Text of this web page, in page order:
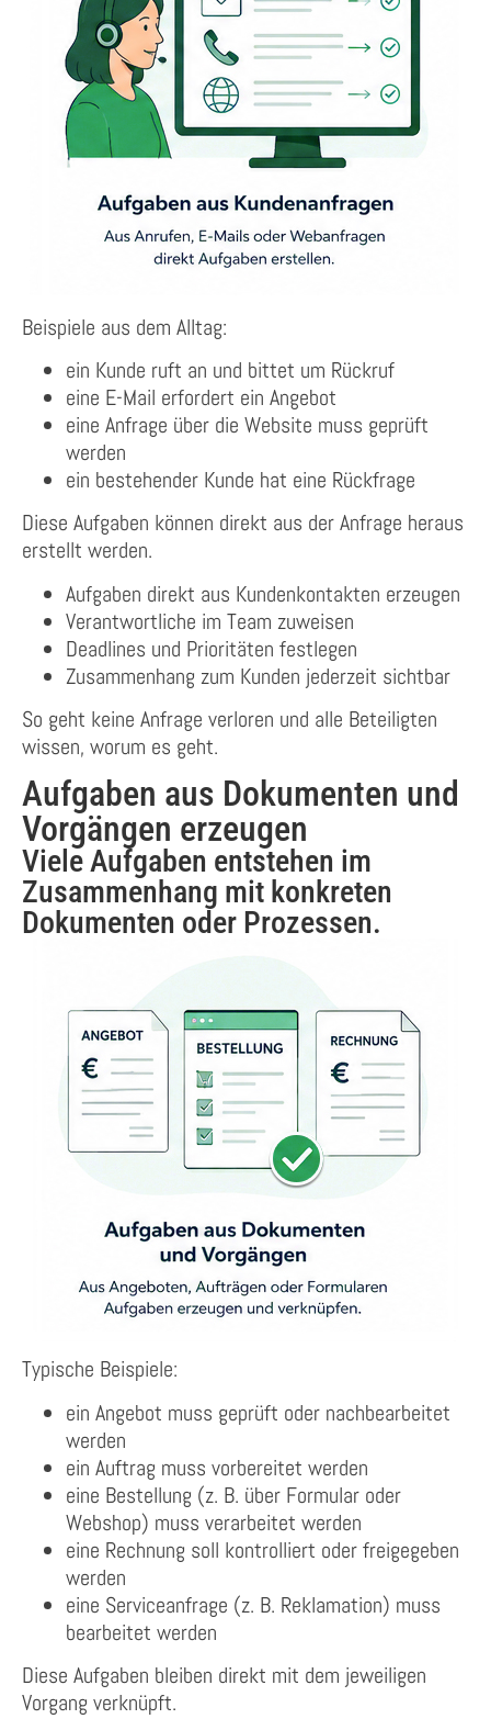
Beispiele aus dem Alltag:
ein Kunde ruft an und bittet um Rückruf
eine E-Mail erfordert ein Angebot
eine Anfrage über die Website muss geprüft
werden
ein bestehender Kunde hat eine Rückfrage
Diese Aufgaben können direkt aus der Anfrage heraus
erstellt werden.
Aufgaben direkt aus Kundenkontakten erzeugen
Verantwortliche im Team zuweisen
Deadlines und Prioritäten festlegen
Zusammenhang zum Kunden jederzeit sichtbar
So geht keine Anfrage verloren und alle Beteiligten
wissen, worum es geht.
Aufgaben aus Dokumenten und
Vorgängen erzeugen
Viele Aufgaben entstehen im
Zusammenhang mit konkreten
Dokumenten oder Prozessen.
Typische Beispiele:
ein Angebot muss geprüft oder nachbearbeitet
werden
ein Auftrag muss vorbereitet werden
eine Bestellung (z. B. über Formular oder
Webshop) muss verarbeitet werden
eine Rechnung soll kontrolliert oder freigegeben
werden
eine Serviceanfrage (z. B. Reklamation) muss
bearbeitet werden
Diese Aufgaben bleiben direkt mit dem jeweiligen
Vorgang verknüpft.